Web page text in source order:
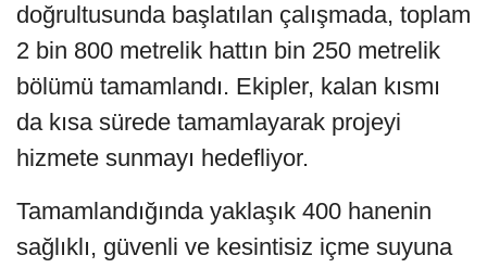
doğrultusunda başlatılan çalışmada, toplam
2 bin 800 metrelik hattın bin 250 metrelik
bölümü tamamlandı. Ekipler, kalan kısmı
da kısa sürede tamamlayarak projeyi
hizmete sunmayı hedefliyor.
Tamamlandığında yaklaşık 400 hanenin
sağlıklı, güvenli ve kesintisiz içme suyuna